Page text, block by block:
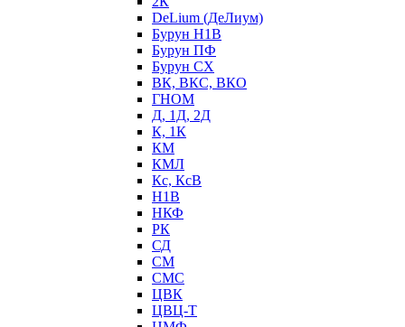
DeLium (ДеЛиум)
Бурун Н1В
Бурун ПФ
Бурун СХ
ВК, ВКС, ВКО
ГНОМ
Д, 1Д, 2Д
К, 1К
КМ
КМЛ
Кс, КсВ
Н1В
НКФ
РК
СД
СМ
СМС
ЦВК
ЦВЦ-Т